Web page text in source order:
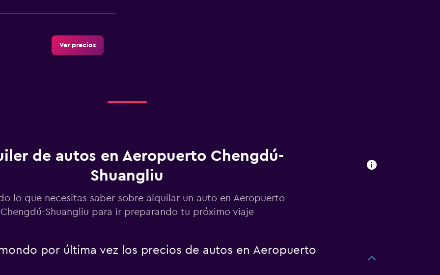
Ver precios
Ver precios
de autos en Aeropuerto Chengdú-
Shuangliu
lo que necesitas saber sobre alquilar un auto en Aeropuerto
Chengdú-Shuangliu para ir preparando tu próximo viaje
por última vez los precios de autos en Aeropuerto